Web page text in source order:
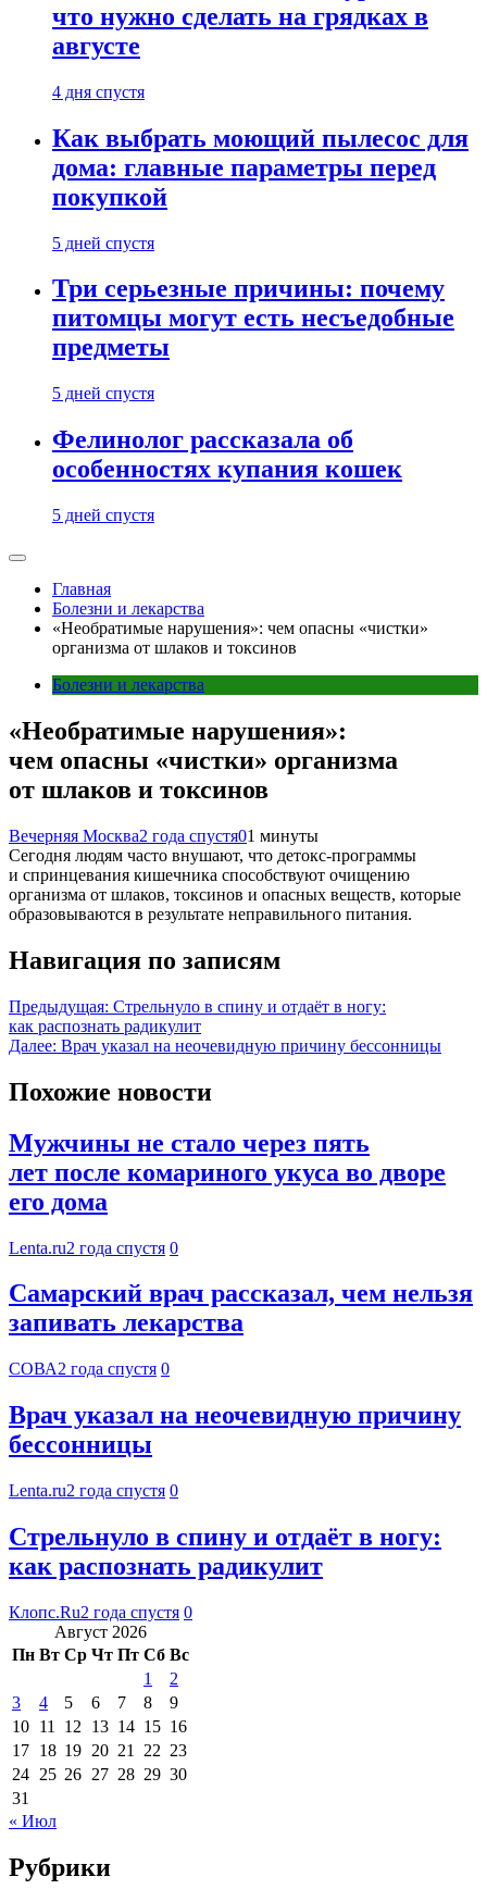
что нужно сделать на грядках в
августе
4 дня спустя
Как выбрать моющий пылесос для
дома: главные параметры перед
покупкой
5 дней спустя
Три серьезные причины: почему
питомцы могут есть несъедобные
предметы
5 дней спустя
Фелинолог рассказала об
особенностях купания кошек
5 дней спустя
Главная
Болезни и лекарства
«Необратимые нарушения»: чем опасны «чистки»
организма от шлаков и токсинов
Болезни и лекарства
«Необратимые нарушения»:
чем опасны «чистки» организма
от шлаков и токсинов
Вечерняя Москва2 года спустя01 минуты
Сегодня людям часто внушают, что детокс-программы
и спринцевания кишечника способствуют очищению
организма от шлаков, токсинов и опасных веществ, которые
образовываются в результате неправильного питания.
Навигация по записям
Предыдущая: Стрельнуло в спину и отдаёт в ногу:
как распознать радикулит
Далее: Врач указал на неочевидную причину бессонницы
Похожие новости
Мужчины не стало через пять
лет после комариного укуса во дворе
его дома
Lenta.ru2 года спустя 0
Самарский врач рассказал, чем нельзя
запивать лекарства
СОВА2 года спустя 0
Врач указал на неочевидную причину
бессонницы
Lenta.ru2 года спустя 0
Стрельнуло в спину и отдаёт в ногу:
как распознать радикулит
Клопс.Ru2 года спустя 0
Август 2026
Пн Вт Ср Чт Пт Сб Вс
1
2
3
4 5 6 7 8
9
10 11 12 13 14 15 16
17 18 19 20 21 22 23
24 25 26 27 28 29 30
31
« Июл
Рубрики